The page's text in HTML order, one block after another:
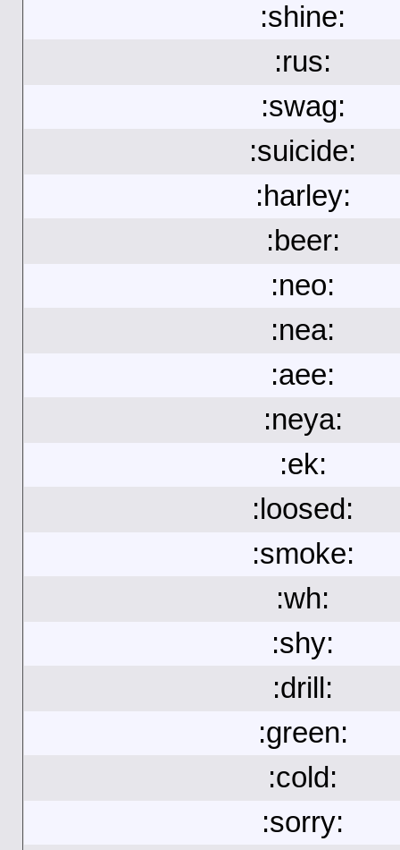
:shine:
:rus:
:swag:
:suicide:
:harley:
:beer:
:neo:
:nea:
:aee:
:neya:
:ek:
:loosed:
:smoke:
:wh:
:shy:
:drill:
:green:
:cold:
:sorry: